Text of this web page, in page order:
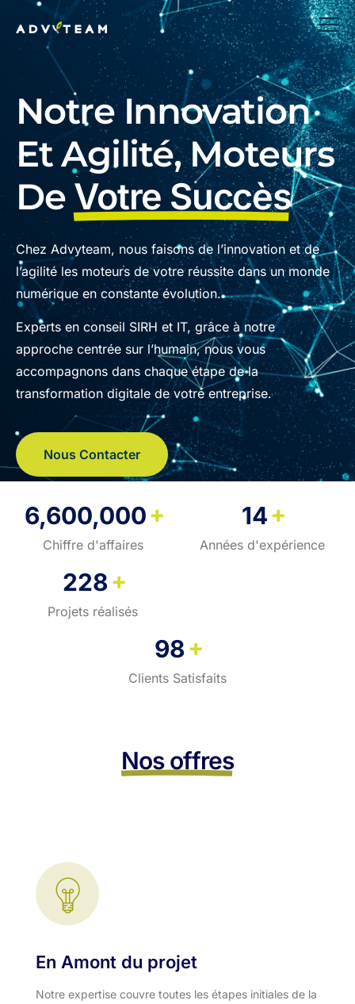
Notre Innovation
Et Agilité, Moteurs
De Votre Succès
Chez Advyteam, nous faisons de l’innovation et de
l’agilité les moteurs de votre réussite dans un monde
numérique en constante évolution.
Experts en conseil SIRH et IT, grâce à notre
approche centrée sur l’humain, nous vous
accompagnons dans chaque étape de la
transformation digitale de votre entreprise.
Nous Contacter
6,600,000+
Chiffre d'affaires
14+
Années d'expérience
228+
Projets réalisés
98+
Clients Satisfaits
Nos offres
En Amont du projet
Notre expertise couvre toutes les étapes initiales de la